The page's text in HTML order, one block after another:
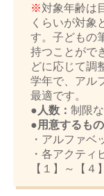
※対象年齢は
くらいが対象
す。子どもの
持つことがで
どに応じて調
学年で、アル
最適です。
●人数： 制限
●用意するもの
・アルファベ
・各アクティ
【１】～【４